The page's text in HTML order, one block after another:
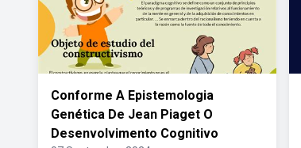
Conforme A Epistemologia
Genética De Jean Piaget O
Desenvolvimento Cognitivo